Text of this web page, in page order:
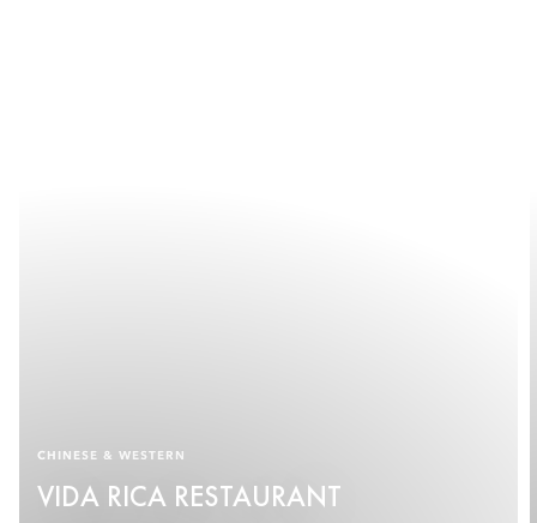
CHINESE & WESTERN
VIDA RICA RESTAURANT